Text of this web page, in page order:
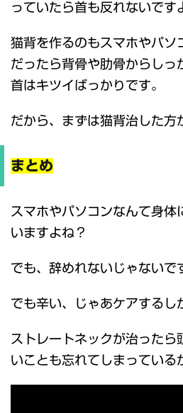
っていたら首も反れないです
猫背を作るのもスマホやパソ
だったら背骨や肋骨からしっ
首はキツイばっかりです。
だから、まずは猫背治した方
まとめ
スマホやパソコンなんて身体
いますよね？
でも、辞めれないじゃないで
でも辛い、じゃあケアするし
ストレートネックが治ったら
いことも忘れてしまっている